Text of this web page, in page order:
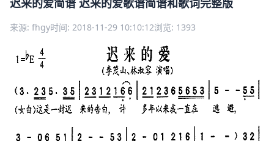
迟来的爱简谱 迟来的爱歌谱简谱和歌词完整版
来源: fhgy时间: 2018-11-29 10:10:12浏览: 1393